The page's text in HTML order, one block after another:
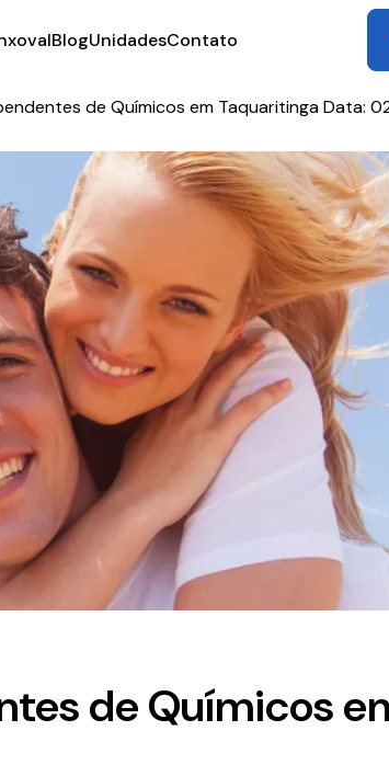
BlogUnidadesContato
de Químicos em Taquaritinga Data:
de Químicos